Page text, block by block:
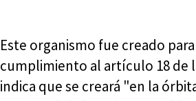
Este organismo fue creado
cumplimiento al artículo 18 de
indica que se creará "en la